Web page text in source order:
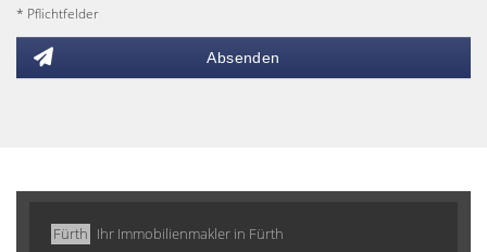
* Pflichtfelder
Absenden
Fürth Ihr Immobilienmakler in Fürth